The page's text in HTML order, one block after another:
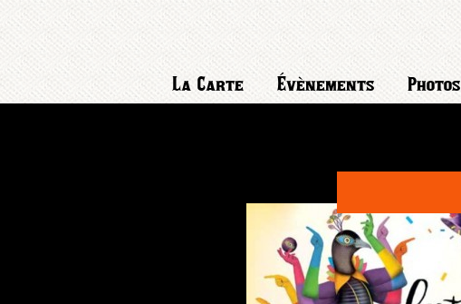
La Carte Évènements Photos